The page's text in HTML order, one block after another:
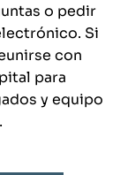
o pedir
Si
con
para
y equipo